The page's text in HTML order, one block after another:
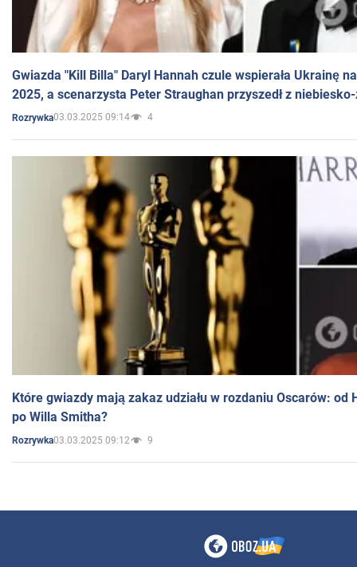
Gwiazda "Kill Billa" Daryl Hannah czule wspierała Ukrainę
2025, a scenarzysta Peter Straughan przyszedł z
Rozrywka03.03.2025 09:14 4
Które gwiazdy mają zakaz udziału w rozdaniu Oscarów: od
po Willa Smitha?
Rozrywka03.03.2025 09:12 9